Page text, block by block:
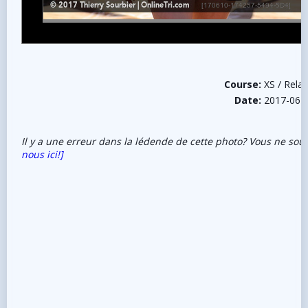
Course: XS /
Date: 2017-06-
Il y a une erreur dans la lédende de cette photo? Vous ne
nous ici!]